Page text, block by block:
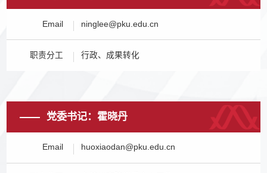
Email ninglee@pku.edu.cn
职责分工 行政、成果转化
党委书记：霍晓丹
Email huoxiaodan@pku.edu.cn